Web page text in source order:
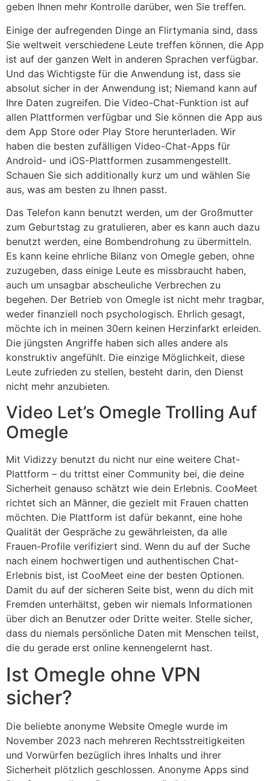
geben Ihnen mehr Kontrolle darüber, wen Sie treffen.
Einige der aufregenden Dinge an Flirtymania sind, dass
Sie weltweit verschiedene Leute treffen können, die App
ist auf der ganzen Welt in anderen Sprachen verfügbar.
Und das Wichtigste für die Anwendung ist, dass sie
absolut sicher in der Anwendung ist; Niemand kann auf
Ihre Daten zugreifen. Die Video-Chat-Funktion ist auf
allen Plattformen verfügbar und Sie können die App aus
dem App Store oder Play Store herunterladen. Wir
haben die besten zufälligen Video-Chat-Apps für
Android- und iOS-Plattformen zusammengestellt.
Schauen Sie sich additionally kurz um und wählen Sie
aus, was am besten zu Ihnen passt.
Das Telefon kann benutzt werden, um der Großmutter
zum Geburtstag zu gratulieren, aber es kann auch dazu
benutzt werden, eine Bombendrohung zu übermitteln.
Es kann keine ehrliche Bilanz von Omegle geben, ohne
zuzugeben, dass einige Leute es missbraucht haben,
auch um unsagbar abscheuliche Verbrechen zu
begehen. Der Betrieb von Omegle ist nicht mehr tragbar,
weder finanziell noch psychologisch. Ehrlich gesagt,
möchte ich in meinen 30ern keinen Herzinfarkt erleiden.
Die jüngsten Angriffe haben sich alles andere als
konstruktiv angefühlt. Die einzige Möglichkeit, diese
Leute zufrieden zu stellen, besteht darin, den Dienst
nicht mehr anzubieten.
Video Let’s Omegle Trolling Auf
Omegle
Mit Vidizzy benutzt du nicht nur eine weitere Chat-
Plattform – du trittst einer Community bei, die deine
Sicherheit genauso schätzt wie dein Erlebnis. CooMeet
richtet sich an Männer, die gezielt mit Frauen chatten
möchten. Die Plattform ist dafür bekannt, eine hohe
Qualität der Gespräche zu gewährleisten, da alle
Frauen-Profile verifiziert sind. Wenn du auf der Suche
nach einem hochwertigen und authentischen Chat-
Erlebnis bist, ist CooMeet eine der besten Optionen.
Damit du auf der sicheren Seite bist, wenn du dich mit
Fremden unterhältst, geben wir niemals Informationen
über dich an Benutzer oder Dritte weiter. Stelle sicher,
dass du niemals persönliche Daten mit Menschen teilst,
die du gerade erst online kennengelernt hast.
Ist Omegle ohne VPN
sicher?
Die beliebte anonyme Website Omegle wurde im
November 2023 nach mehreren Rechtsstreitigkeiten
und Vorwürfen bezüglich ihres Inhalts und ihrer
Sicherheit plötzlich geschlossen. Anonyme Apps sind